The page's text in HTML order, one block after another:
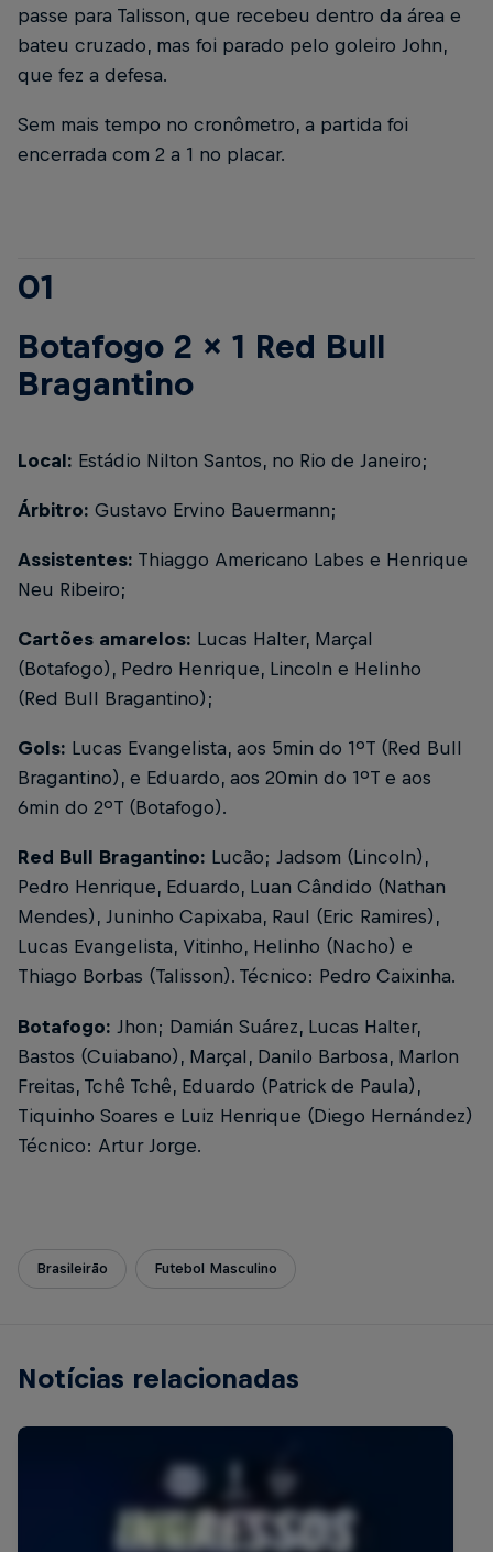
passe para Talisson, que recebeu dentro da área e
bateu cruzado, mas foi parado pelo goleiro John,
que fez a defesa.
Sem mais tempo no cronômetro, a partida foi
encerrada com 2 a 1 no placar.
01
Botafogo 2 x 1 Red Bull
Bragantino
Local: Estádio Nilton Santos, no Rio de Janeiro;
Árbitro: Gustavo Ervino Bauermann;
Assistentes: Thiaggo Americano Labes e Henrique
Neu Ribeiro;
Cartões amarelos: Lucas Halter, Marçal
(Botafogo), Pedro Henrique, Lincoln e Helinho
(Red Bull Bragantino);
Gols: Lucas Evangelista, aos 5min do 1ºT (Red Bull
Bragantino), e Eduardo, aos 20min do 1ºT e aos
6min do 2ºT (Botafogo).
Red Bull Bragantino: Lucão; Jadsom (Lincoln),
Pedro Henrique, Eduardo, Luan Cândido (Nathan
Mendes), Juninho Capixaba, Raul (Eric Ramires),
Lucas Evangelista, Vitinho, Helinho (Nacho) e
Thiago Borbas (Talisson). Técnico: Pedro Caixinha.
Botafogo: Jhon; Damián Suárez, Lucas Halter,
Bastos (Cuiabano), Marçal, Danilo Barbosa, Marlon
Freitas, Tchê Tchê, Eduardo (Patrick de Paula),
Tiquinho Soares e Luiz Henrique (Diego Hernández)
Técnico: Artur Jorge.
Brasileirão Futebol Masculino
Notícias relacionadas